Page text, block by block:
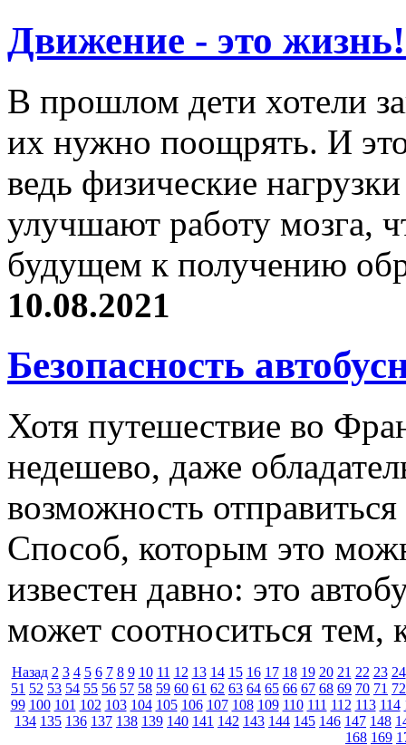
Движение - это
В прошлом дети хотели
их нужно поощрять. И это
ведь физические
улучшают работу мозга,
будущем к получению
10.08.2021
Безопасность
Хотя путешествие во
недешево, даже
возможность
Способ, которым это
известен давно: это
может соотноситься тем,
Назад 2 3 4 5 6 7 8 9 10 11 12 13 14 15 16 17 18 19 20 21 22 23 24
51 52 53 54 55 56 57 58 59 60 61 62 63 64 65 66 67 68 69 70 71 72
99 100 101 102 103 104 105 106 107 108 109 110 111 112 113 114
134 135 136 137 138 139 140 141 142 143 144 145 146 147 148
168 169